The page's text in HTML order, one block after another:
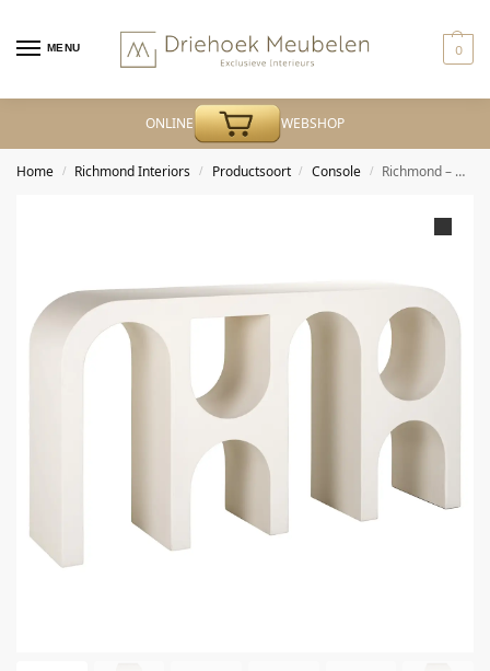
MENU 0
ONLINE WEBSHOP
Home / Richmond Interiors / Productsoort / Console / Richmond – Console Bloomstone white 150